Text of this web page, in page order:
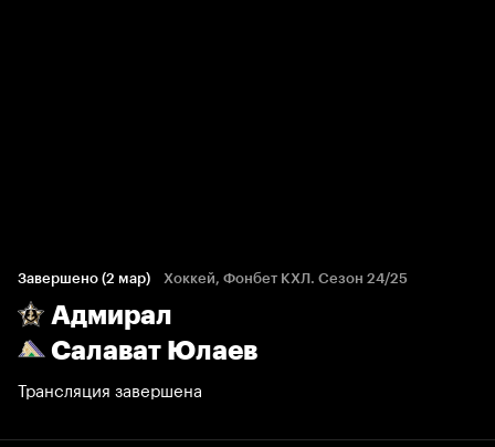
Завершено (2 мар) Хоккей, Фонбет КХЛ. Сезон 24/25
Адмирал
Салават Юлаев
Трансляция завершена